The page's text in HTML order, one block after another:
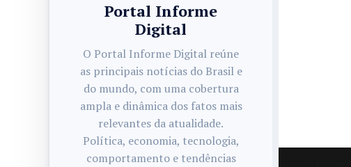
Portal Informe
Digital
O Portal Informe Digital reúne
as principais notícias do Brasil e
do mundo, com uma cobertura
ampla e dinâmica dos fatos mais
relevantes da atualidade.
Política, economia, tecnologia,
comportamento e tendências